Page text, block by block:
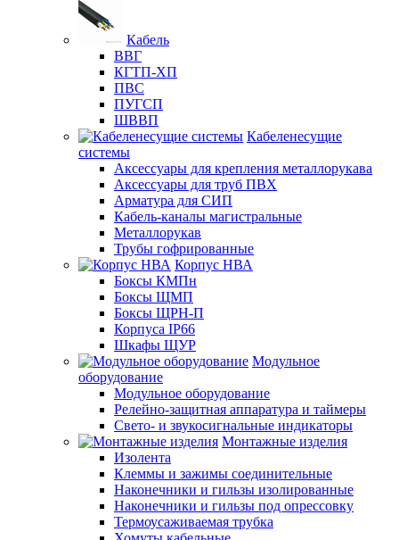
Кабель
ВВГ
КГТП-ХП
ПВС
ПУГСП
ШВВП
Кабеленесущие
системы
Аксессуары для крепления металлорукава
Аксессуары для труб ПВХ
Арматура для СИП
Кабель-каналы магистральные
Металлорукав
Трубы гофрированные
Корпус НВА
Боксы КМПн
Боксы ЩМП
Боксы ЩРН-П
Корпуса IP66
Шкафы ЩУР
Модульное
оборудование
Модульное оборудование
Релейно-защитная аппаратура и таймеры
Свето- и звукосигнальные индикаторы
Монтажные изделия
Изолента
Клеммы и зажимы соединительные
Наконечники и гильзы изолированные
Наконечники и гильзы под опрессовку
Термоусаживаемая трубка